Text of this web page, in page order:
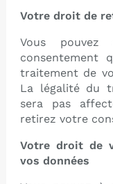
Votre droit de
Vous
consentement
traitement de
La légalité du
sera pas
retirez votre
Votre droit de
vos données